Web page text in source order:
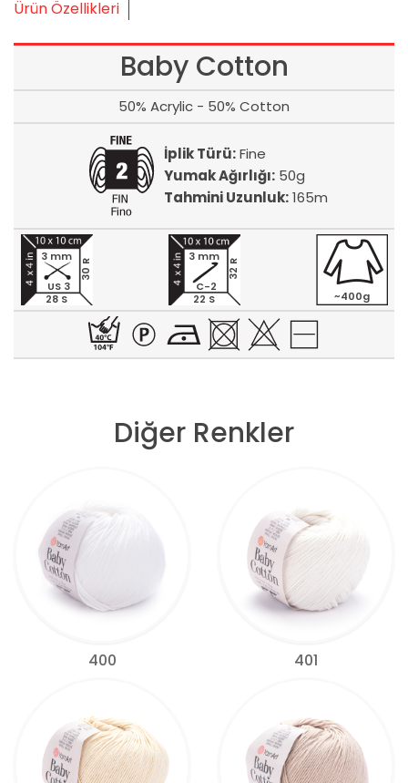
Ürün Özellikleri
Baby Cotton
50% Acrylic - 50% Cotton
İplik Türü:Fine
Yumak Ağırlığı: 50g
Tahmini Uzunluk:165m
28 S
30 R
3 mm
US 3
22 S
32 R
3 mm
C-2
~400g
Diğer Renkler
400 401